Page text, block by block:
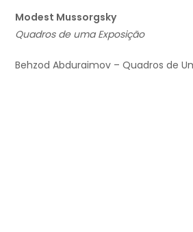
Modest Mussorgsky
Quadros de uma Exposição
Behzod Abduraimov – Quadros de